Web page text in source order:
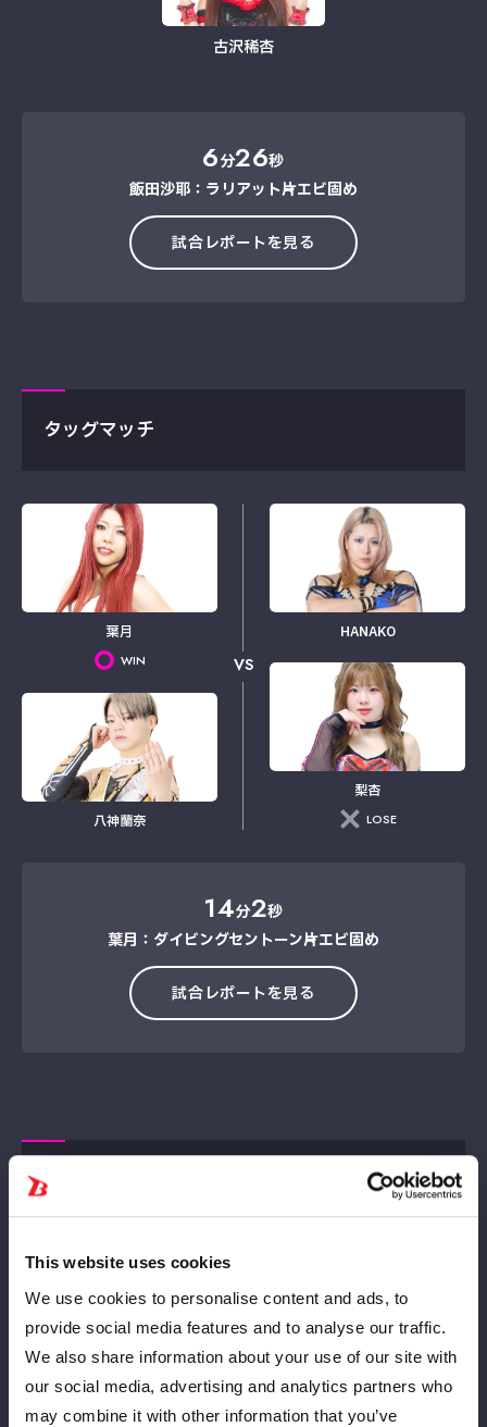
This website uses cookies
We use cookies to personalise content and ads, to
provide social media features and to analyse our traffic.
We also share information about your use of our site with
our social media, advertising and analytics partners who
may combine it with other information that you’ve
古沢稀杏
6分26秒
飯田沙耶：ラリアット→片エビ固め
試合レポートを見る
タッグマッチ
葉月
WIN
八神蘭奈
VS
HANAKO
梨杏
LOSE
14分2秒
葉月：ダイビングセントーン→片エビ固め
試合レポートを見る
6人タッグマッチ
妃南 琉悪夏
LOSE